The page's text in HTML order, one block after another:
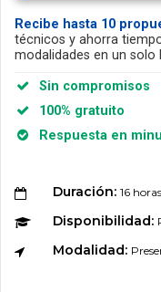
Recibe hasta 10
técnicos y ahorra
modalidades en un solo
Sin compromisos
100% gratuito
Respuesta en
Duración: 16 horas
Disponibilidad:
Modalidad: